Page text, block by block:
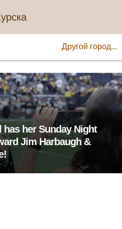
Другой город...
her Sunday Night
Jim Harbaugh &